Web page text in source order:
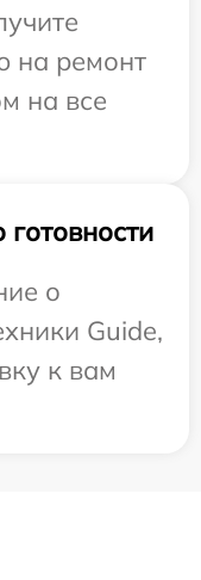
на ремонт
на все
о
Guide,
к вам